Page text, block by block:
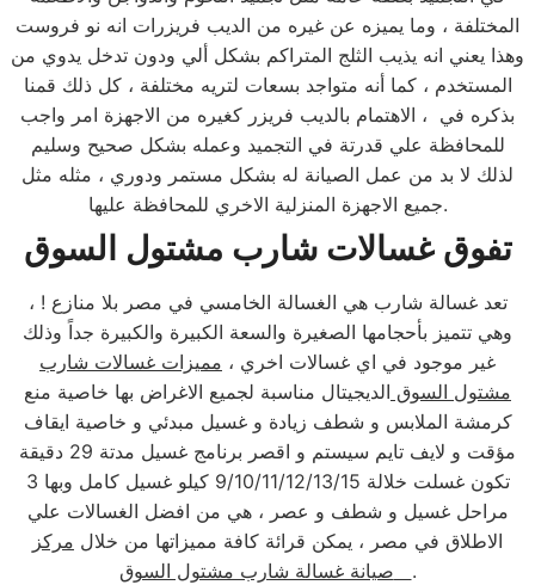
المختلفة ، وما يميزه عن غيره من الديب فريزرات انه نو فروست
وهذا يعني انه يذيب الثلج المتراكم بشكل ألي ودون تدخل يدوي من
المستخدم ، كما أنه متواجد بسعات لتريه مختلفة ، كل ذلك قمنا
بذكره في ، الاهتمام بالديب فريزر كغيره من الاجهزة امر واجب
للمحافظة علي قدرتة في التجميد وعمله بشكل صحيح وسليم
لذلك لا بد من عمل الصيانة له بشكل مستمر ودوري ، مثله مثل
جميع الاجهزة المنزلية الاخري للمحافظة عليها.
تفوق غسالات شارب مشتول السوق
تعد غسالة شارب هي الغسالة الخامسي في مصر بلا منازع ! ،
وهي تتميز بأحجامها الصغيرة والسعة الكبيرة والكبيرة جداً وذلك
غير موجود في اي غسالات اخري ، مميزات غسالات شارب
مشتول السوق الديجيتال مناسبة لجميع الاغراض بها خاصية منع
كرمشة الملابس و شطف زيادة و غسيل مبدئي و خاصية ايقاف
مؤقت و لايف تايم سيستم و اقصر برنامج غسيل مدتة 29 دقيقة
تكون غسلت خلالة 9/10/11/12/13/15 كيلو غسيل كامل وبها 3
مراحل غسيل و شطف و عصر ، هي من افضل الغسالات علي
الاطلاق في مصر ، يمكن قرائة كافة مميزاتها من خلال مركز
.